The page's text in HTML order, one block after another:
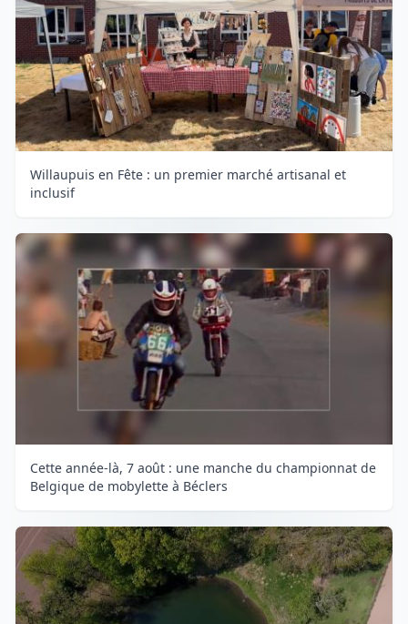
Willaupuis en Fête : un premier marché artisanal et
inclusif
Cette année-là, 7 août : une manche du championnat de
Belgique de mobylette à Béclers